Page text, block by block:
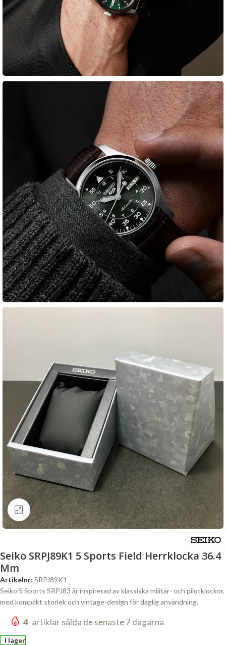
Click to enlarge
Seiko SRPJ89K1 5 Sports Field Herrklocka 36.4
Mm
Artikelnr: SRPJ89K1
Seiko 5 Sports SRPJ83 är inspirerad av klassiska militär- och pilotklockor,
med kompakt storlek och vintage-design för daglig användning.
4 artiklar sålda de senaste 7 dagarna
I lager